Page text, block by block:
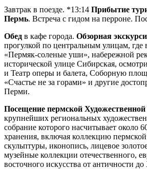
Завтрак в поезде. *13:14 Прибытие
Пермь. Встреча с гидом на перроне.
Обед в кафе города. Обзорная
прогулкой по центральным улицам,
«Пермяк-соленые уши», набережной
исторической улице Сибирская,
и Театр оперы и балета, Соборную
«Счастье не за горами» и другие
Перми.
Посещение пермской Художественной
крупнейших региональных
собрание которого насчитывает около
хранения, включая коллекцию
скульптуры, иконопись, лицевое
музейные коллекции отечественного,
восточного искусства от античности